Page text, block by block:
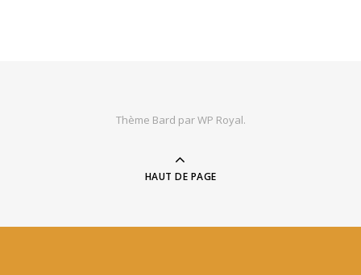
Thème Bard parWP Royal.
HAUT DE PAGE